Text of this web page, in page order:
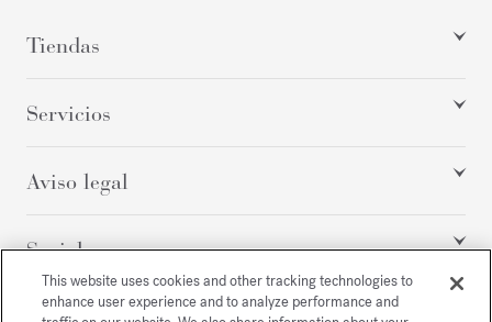
Tiendas
Servicios
Aviso legal
Social
This website uses cookies and other tracking technologies to
enhance user experience and to analyze performance and